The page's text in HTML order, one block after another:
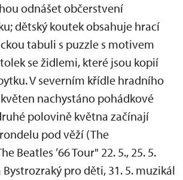
odnášet občerstvení
dětský koutek obsahuje hrací
tabuli s puzzle s motivem
se židlemi, které jsou kopií
V severním křídle hradního
nachystáno pohádkové
polovině května začínají
pod věží (The
Beatles ’66 Tour" 22. 5., 25. 5.
Bystrozraký pro děti, 31. 5. muzikál